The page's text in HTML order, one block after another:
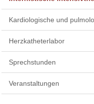
Kardiologische und
Herzkatheterlabor
Sprechstunden
Veranstaltungen